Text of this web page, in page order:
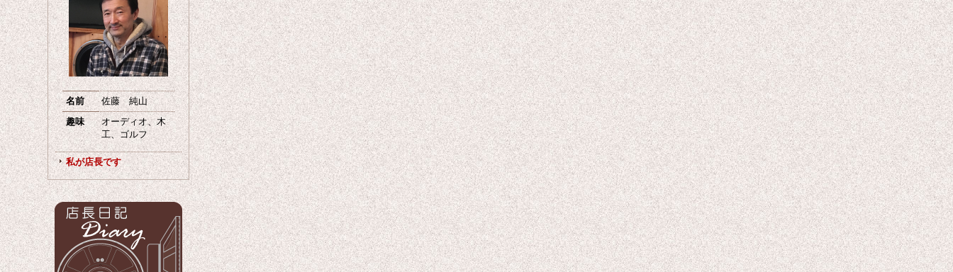
名前
佐藤 純山
趣味
オーディオ、木
工、ゴルフ
私が店長です